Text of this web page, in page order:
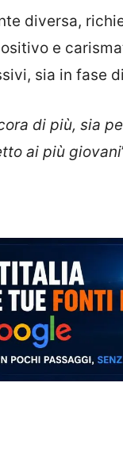
diversa,
e
sia in fase
di più, sia
ai più giovani